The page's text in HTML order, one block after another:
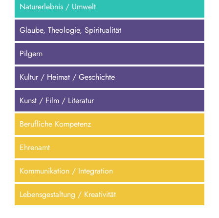
Naturerlebnis / Umwelt
Glaube, Theologie, Spiritualität
Pilgern
Kultur / Heimat / Geschichte
Kunst / Film / Literatur
Berufliche Kompetenz
Ehrenamt
Kommunikation / Integration
Lebensgestaltung / Kreativität